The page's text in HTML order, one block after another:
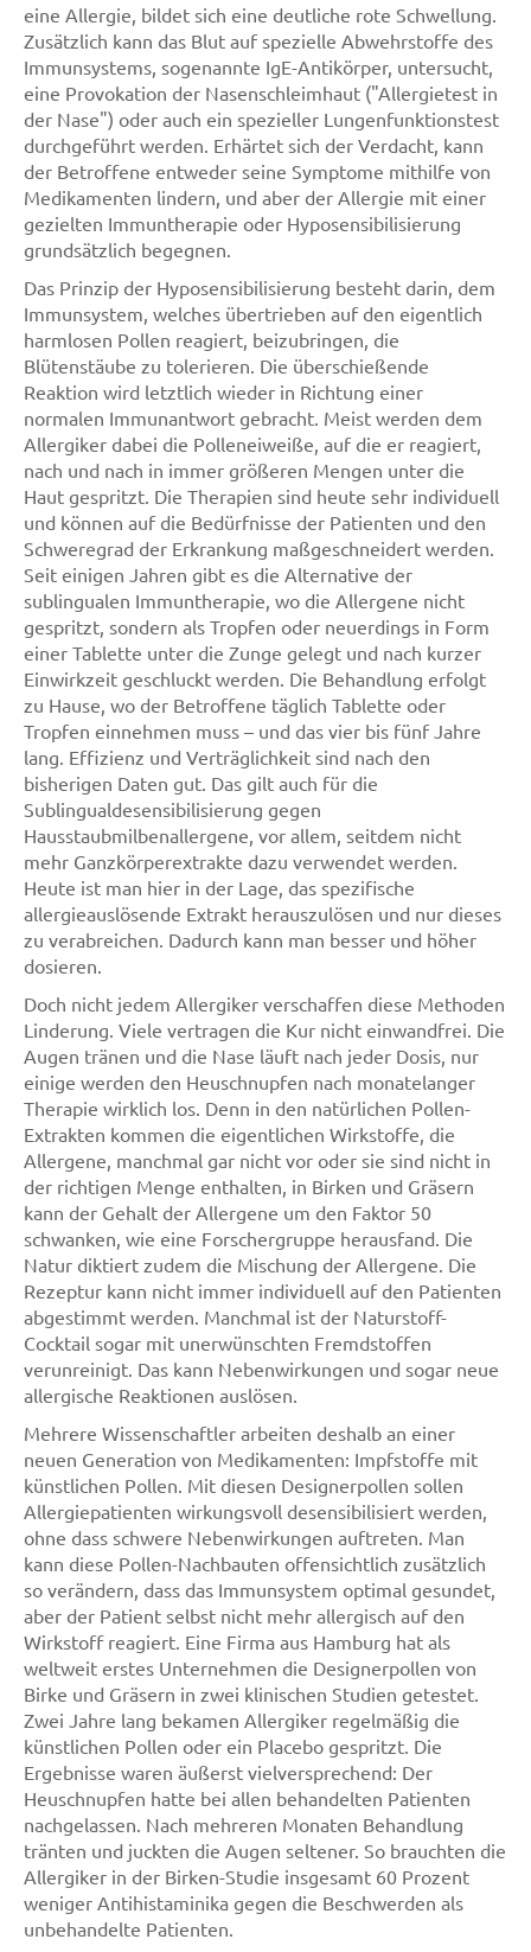
eine Allergie, bildet sich eine deutliche rote Schwellung.
Zusätzlich kann das Blut auf spezielle Abwehrstoffe des
Immunsystems, sogenannte IgE-Antikörper, untersucht,
eine Provokation der Nasenschleimhaut ("Allergietest in
der Nase") oder auch ein spezieller Lungenfunktionstest
durchgeführt werden. Erhärtet sich der Verdacht, kann
der Betroffene entweder seine Symptome mithilfe von
Medikamenten lindern, und aber der Allergie mit einer
gezielten Immuntherapie oder Hyposensibilisierung
grundsätzlich begegnen.
Das Prinzip der Hyposensibilisierung besteht darin, dem
Immunsystem, welches übertrieben auf den eigentlich
harmlosen Pollen reagiert, beizubringen, die
Blütenstäube zu tolerieren. Die überschießende
Reaktion wird letztlich wieder in Richtung einer
normalen Immunantwort gebracht. Meist werden dem
Allergiker dabei die Polleneiweiße, auf die er reagiert,
nach und nach in immer größeren Mengen unter die
Haut gespritzt. Die Therapien sind heute sehr individuell
und können auf die Bedürfnisse der Patienten und den
Schweregrad der Erkrankung maßgeschneidert werden.
Seit einigen Jahren gibt es die Alternative der
sublingualen Immuntherapie, wo die Allergene nicht
gespritzt, sondern als Tropfen oder neuerdings in Form
einer Tablette unter die Zunge gelegt und nach kurzer
Einwirkzeit geschluckt werden. Die Behandlung erfolgt
zu Hause, wo der Betroffene täglich Tablette oder
Tropfen einnehmen muss – und das vier bis fünf Jahre
lang. Effizienz und Verträglichkeit sind nach den
bisherigen Daten gut. Das gilt auch für die
Sublingualdesensibilisierung gegen
Hausstaubmilbenallergene, vor allem, seitdem nicht
mehr Ganzkörperextrakte dazu verwendet werden.
Heute ist man hier in der Lage, das spezifische
allergieauslösende Extrakt herauszulösen und nur dieses
zu verabreichen. Dadurch kann man besser und höher
dosieren.
Doch nicht jedem Allergiker verschaffen diese Methoden
Linderung. Viele vertragen die Kur nicht einwandfrei. Die
Augen tränen und die Nase läuft nach jeder Dosis, nur
einige werden den Heuschnupfen nach monatelanger
Therapie wirklich los. Denn in den natürlichen Pollen-
Extrakten kommen die eigentlichen Wirkstoffe, die
Allergene, manchmal gar nicht vor oder sie sind nicht in
der richtigen Menge enthalten, in Birken und Gräsern
kann der Gehalt der Allergene um den Faktor 50
schwanken, wie eine Forschergruppe herausfand. Die
Natur diktiert zudem die Mischung der Allergene. Die
Rezeptur kann nicht immer individuell auf den Patienten
abgestimmt werden. Manchmal ist der Naturstoff-
Cocktail sogar mit unerwünschten Fremdstoffen
verunreinigt. Das kann Nebenwirkungen und sogar neue
allergische Reaktionen auslösen.
Mehrere Wissenschaftler arbeiten deshalb an einer
neuen Generation von Medikamenten: Impfstoffe mit
künstlichen Pollen. Mit diesen Designerpollen sollen
Allergiepatienten wirkungsvoll desensibilisiert werden,
ohne dass schwere Nebenwirkungen auftreten. Man
kann diese Pollen-Nachbauten offensichtlich zusätzlich
so verändern, dass das Immunsystem optimal gesundet,
aber der Patient selbst nicht mehr allergisch auf den
Wirkstoff reagiert. Eine Firma aus Hamburg hat als
weltweit erstes Unternehmen die Designerpollen von
Birke und Gräsern in zwei klinischen Studien getestet.
Zwei Jahre lang bekamen Allergiker regelmäßig die
künstlichen Pollen oder ein Placebo gespritzt. Die
Ergebnisse waren äußerst vielversprechend: Der
Heuschnupfen hatte bei allen behandelten Patienten
nachgelassen. Nach mehreren Monaten Behandlung
tränten und juckten die Augen seltener. So brauchten die
Allergiker in der Birken-Studie insgesamt 60 Prozent
weniger Antihistaminika gegen die Beschwerden als
unbehandelte Patienten.